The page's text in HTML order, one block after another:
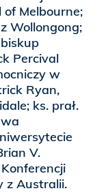
Melbourne;
Wollongong;
Percival
w
Ryan,
ks. prał.
V.
z Australii.